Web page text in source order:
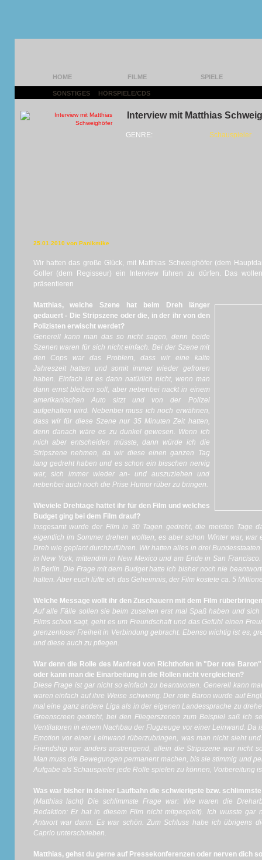
HOME FILME SPIELE
SONSTIGES HÖRSPIELE/CDS
Interview mit Matthias
GENRE: Schauspieler
25.01.2010 von Panikmike
Wir hatten das große Glück, mit Matthias Schweighöfer (dem
Goller (dem Regisseur) ein Interview führen zu dürfen. Das
präsentieren
Matthias, welche Szene hat beim Dreh länger
gedauert - Die Stripszene oder die, in der ihr von den
Polizisten erwischt werdet?
Generell kann man das so nicht sagen, denn beide
Szenen waren für sich nicht einfach. Bei der Szene mit
den Cops war das Problem, dass wir eine kalte
Jahreszeit hatten und somit immer wieder gefroren
haben. Einfach ist es dann natürlich nicht, wenn man
dann ernst bleiben soll, aber nebenbei nackt in einem
amerikanischen Auto sitzt und von der Polizei
aufgehalten wird. Nebenbei muss ich noch erwähnen,
dass wir für diese Szene nur 35 Minuten Zeit hatten,
denn danach wäre es zu dunkel gewesen. Wenn ich
mich aber entscheiden müsste, dann würde ich die
Stripszene nehmen, da wir diese einen ganzen Tag
lang gedreht haben und es schon ein bisschen nervig
war, sich immer wieder an- und auszuziehen und
nebenbei auch noch die Prise Humor rüber zu bringen.
Wieviele Drehtage hattet ihr für den Film und welches
Budget ging bei dem Film drauf?
Insgesamt wurde der Film in 30 Tagen gedreht, die meisten Tage
eigentlich im Sommer drehen wollten, es aber schon Winter war,
Dreh wie geplant durchzuführen. Wir hatten alles in drei
in New York, mittendrin in New Mexico und am Ende in San
in Berlin. Die Frage mit dem Budget hatte ich bisher noch nie
halten. Aber euch lüfte ich das Geheimnis, der Film kostete ca. 5
Welche Message wollt ihr den Zuschauern mit dem Film
Auf alle Fälle sollen sie beim zusehen erst mal Spaß haben und
Films schon sagt, geht es um Freundschaft und das Gefühl einen
grenzenloser Freiheit in Verbindung gebracht. Ebenso wichtig ist es,
und diese auch zu pflegen.
War denn die Rolle des Manfred von Richthofen in "Der rote
oder kann man die Einarbeitung in die Rollen nicht vergleichen?
Diese Frage ist gar nicht so einfach zu beantworten. Generell kann
waren einfach auf ihre Weise schwierig. Der rote Baron wurde auf
mal eine ganz andere Liga als in der eigenen Landessprache zu
Greenscreen gedreht, bei den Fliegerszenen zum Beispiel saß ich
Ventilatoren in einem Nachbau der Flugzeuge vor einer Leinwand. Da
Emotion vor einer Leinwand rüberzubringen, was man nicht sieht
Friendship war anders anstrengend, allein die Stripszene war nicht
Man muss die Bewegungen permanent machen, bis sie stimmig und
Aufgabe als Schauspieler jede Rolle spielen zu können, Vorbereitung
Was war bisher in deiner Laufbahn die schwierigste bzw.
(Matthias lacht) Die schlimmste Frage war: Wie waren die
Redaktion: Er hat in diesem Film nicht mitgespielt). Ich wusste gar
Antwort war dann: Es war schön. Zum Schluss habe ich übrigens
Caprio unterschrieben.
Matthias, gehst du gerne auf Pressekonferenzen oder nerven dich